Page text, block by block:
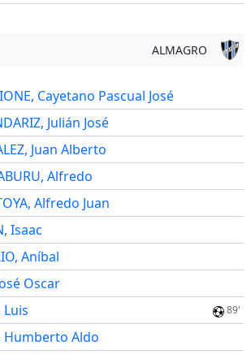
ALMAGRO
Cayetano Pascual José
Julián José
Juan Alberto
Alfredo
Alfredo Juan
Isaac
Aníbal
Oscar
Luis 89'
Humberto Aldo